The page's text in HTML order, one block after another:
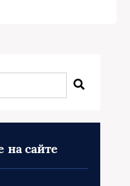
на сайте